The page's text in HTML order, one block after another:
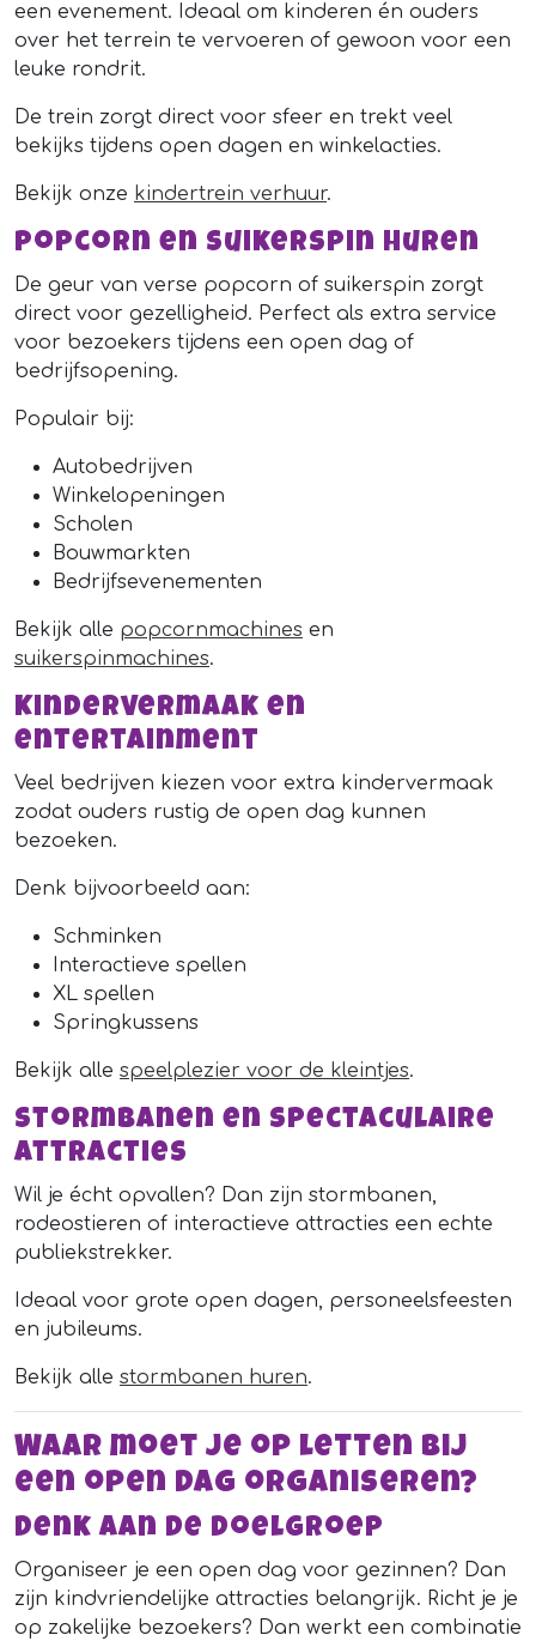
een evenement. Ideaal om kinderen én ouders
over het terrein te vervoeren of gewoon voor een
leuke rondrit.
De trein zorgt direct voor sfeer en trekt veel
bekijks tijdens open dagen en winkelacties.
Bekijk onze kindertrein verhuur.
Popcorn en suikerspin huren
De geur van verse popcorn of suikerspin zorgt
direct voor gezelligheid. Perfect als extra service
voor bezoekers tijdens een open dag of
bedrijfsopening.
Populair bij:
Autobedrijven
Winkelopeningen
Scholen
Bouwmarkten
Bedrijfsevenementen
Bekijk alle popcornmachines en
suikerspinmachines.
Kindervermaak en
entertainment
Veel bedrijven kiezen voor extra kindervermaak
zodat ouders rustig de open dag kunnen
bezoeken.
Denk bijvoorbeeld aan:
Schminken
Interactieve spellen
XL spellen
Springkussens
Bekijk alle speelplezier voor de kleintjes.
Stormbanen en spectaculaire
attracties
Wil je écht opvallen? Dan zijn stormbanen,
rodeostieren of interactieve attracties een echte
publiekstrekker.
Ideaal voor grote open dagen, personeelsfeesten
en jubileums.
Bekijk alle stormbanen huren.
Waar moet je op letten bij
een open dag organiseren?
Denk aan de doelgroep
Organiseer je een open dag voor gezinnen? Dan
zijn kindvriendelijke attracties belangrijk. Richt je je
op zakelijke bezoekers? Dan werkt een combinatie